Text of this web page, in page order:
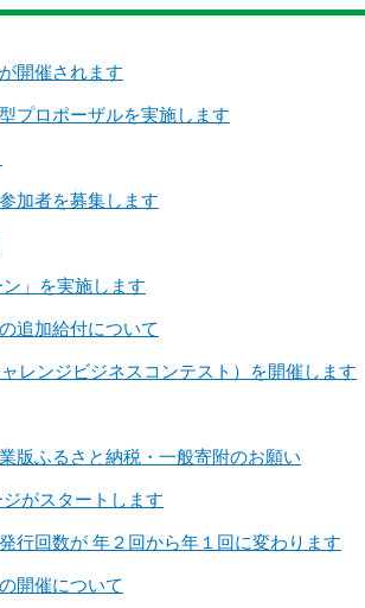
開催されます
プロポーザルを実施します
加者を募集します
」を実施します
追加給付について
レンジビジネスコンテスト）を開催します
版ふるさと納税・一般寄附のお願い
がスタートします
行回数が 年２回から年１回に変わります
開催について